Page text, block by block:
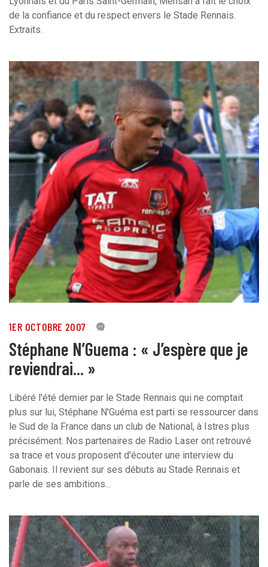
de la confiance et du respect envers le Stade Rennais.
Extraits.
1ER OCTOBRE 2007 0
Stéphane N’Guema : « J’espère que je
reviendrai... »
Libéré l'été dernier par le Stade Rennais qui ne comptait
plus sur lui, Stéphane N'Guéma est parti se ressourcer dans
le Sud de la France dans un club de National, à Istres plus
précisément. Nos partenaires de Radio Laser ont retrouvé
sa trace et vous proposent d'écouter une interview du
Gabonais. Il revient sur ses débuts au Stade Rennais et
parle de ses ambitions...